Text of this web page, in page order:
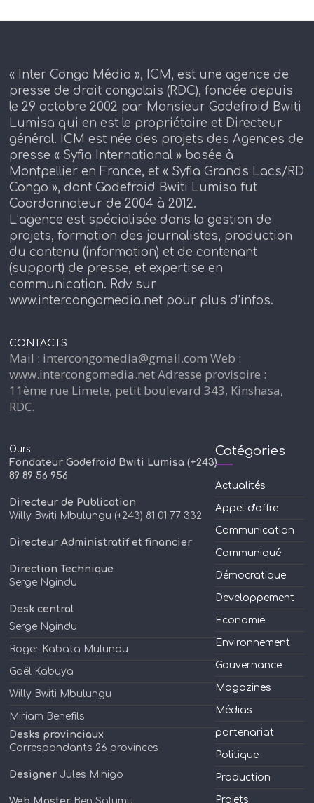
« Inter Congo Média », ICM, est une agence de
presse de droit congolais (RDC), fondée depuis
le 29 octobre 2002 par Monsieur Godefroid Bwiti
Lumisa qui en est le propriétaire et Directeur
général. ICM est née des projets des Agences de
presse « Syfia International » basée à
Montpellier en France, et « Syfia Grands Lacs/RD
Congo », dont Godefroid Bwiti Lumisa fut
Coordonnateur de 2004 à 2012.
L’agence est spécialisée dans la gestion de
projets, formation des journalistes, production
du contenu (information) et de contenant
(support) de presse, et expertise en
communication. Rdv sur
www.intercongomedia.net pour plus d’infos.
CONTACTS
Mail : intercongomedia@gmail.com Web :
www.intercongomedia.net Adresse provisoire :
11ème rue Limete, petit boulevard 343, Kinshasa,
RDC.
Ours
Fondateur Godefroid Bwiti Lumisa (+243)
89 89 56 956
Directeur de Publication
Willy Bwiti Mbulungu (+243) 81 01 77 332
Directeur Administratif et financier
Direction Technique
Serge Ngindu
Desk central
Serge Ngindu
Roger Kabata Mulundu
Gaël Kabuya
Willy Bwiti Mbulungu
Miriam Benefils
Desks provinciaux
Correspondants 26 provinces
Designer Jules Mihigo
Catégories
Actualités
Appel d'offre
Communication
Communiqué
Démocratique
Developpement
Economie
Environnement
Gouvernance
Magazines
Médias
partenariat
Politique
Production
Projets